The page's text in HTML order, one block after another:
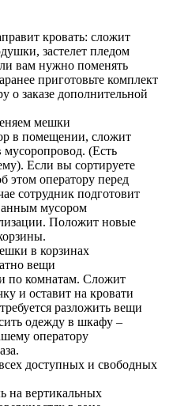
кровать: сложит
застелет пледом
вам нужно поменять
приготовьте комплект
о заказе дополнительной
мешки
в помещении, сложит
(Есть
Если вы сортируете
этом оператору перед
сотрудник подготовит
мусором
Положит новые
в корзинах
вещи
по комнатам. Сложит
и оставит на кровати
разложить вещи
одежду в шкафу –
оператору
доступных и свободных
на вертикальных